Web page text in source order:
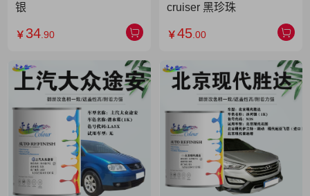
银
￥ 34 .90
cruiser 黑珍珠
￥45 .00